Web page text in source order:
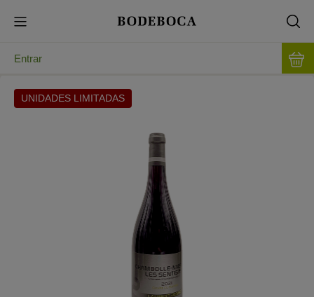
Entrar
UNIDADES LIMITADAS